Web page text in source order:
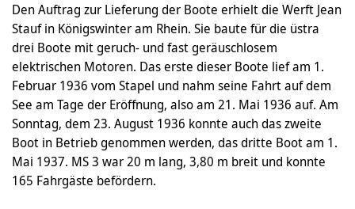
Den Auftrag zur Lieferung der Boote erhielt die Werft Jean
Stauf in Königswinter am Rhein. Sie baute für die üstra
drei Boote mit geruch- und fast geräuschlosem
elektrischen Motoren. Das erste dieser Boote lief am 1.
Februar 1936 vom Stapel und nahm seine Fahrt auf dem
See am Tage der Eröffnung, also am 21. Mai 1936 auf. Am
Sonntag, dem 23. August 1936 konnte auch das zweite
Boot in Betrieb genommen werden, das dritte Boot am 1.
Mai 1937. MS 3 war 20 m lang, 3,80 m breit und konnte
165 Fahrgäste befördern.